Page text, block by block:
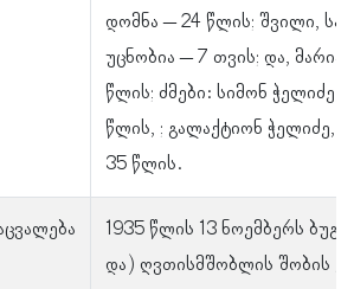
დომნა – 24 წლის; შვილი,
უცნობია – 7 თვის; და, მარია
წლის; ძმები: სიმონ ჭელიძე,
წლის, ; გალაქტიონ ჭელიძე,
35 წლის.
1935 წლის 13 ნოემბერს
და) ღვთის­მშობ­ლის შო­ბის